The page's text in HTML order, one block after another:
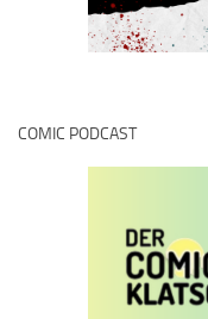
COMIC PODCAST